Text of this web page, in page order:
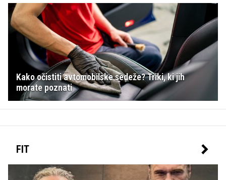
Kako očistiti avtomobilske sedeže? Triki, ki jih
morate poznati
FIT